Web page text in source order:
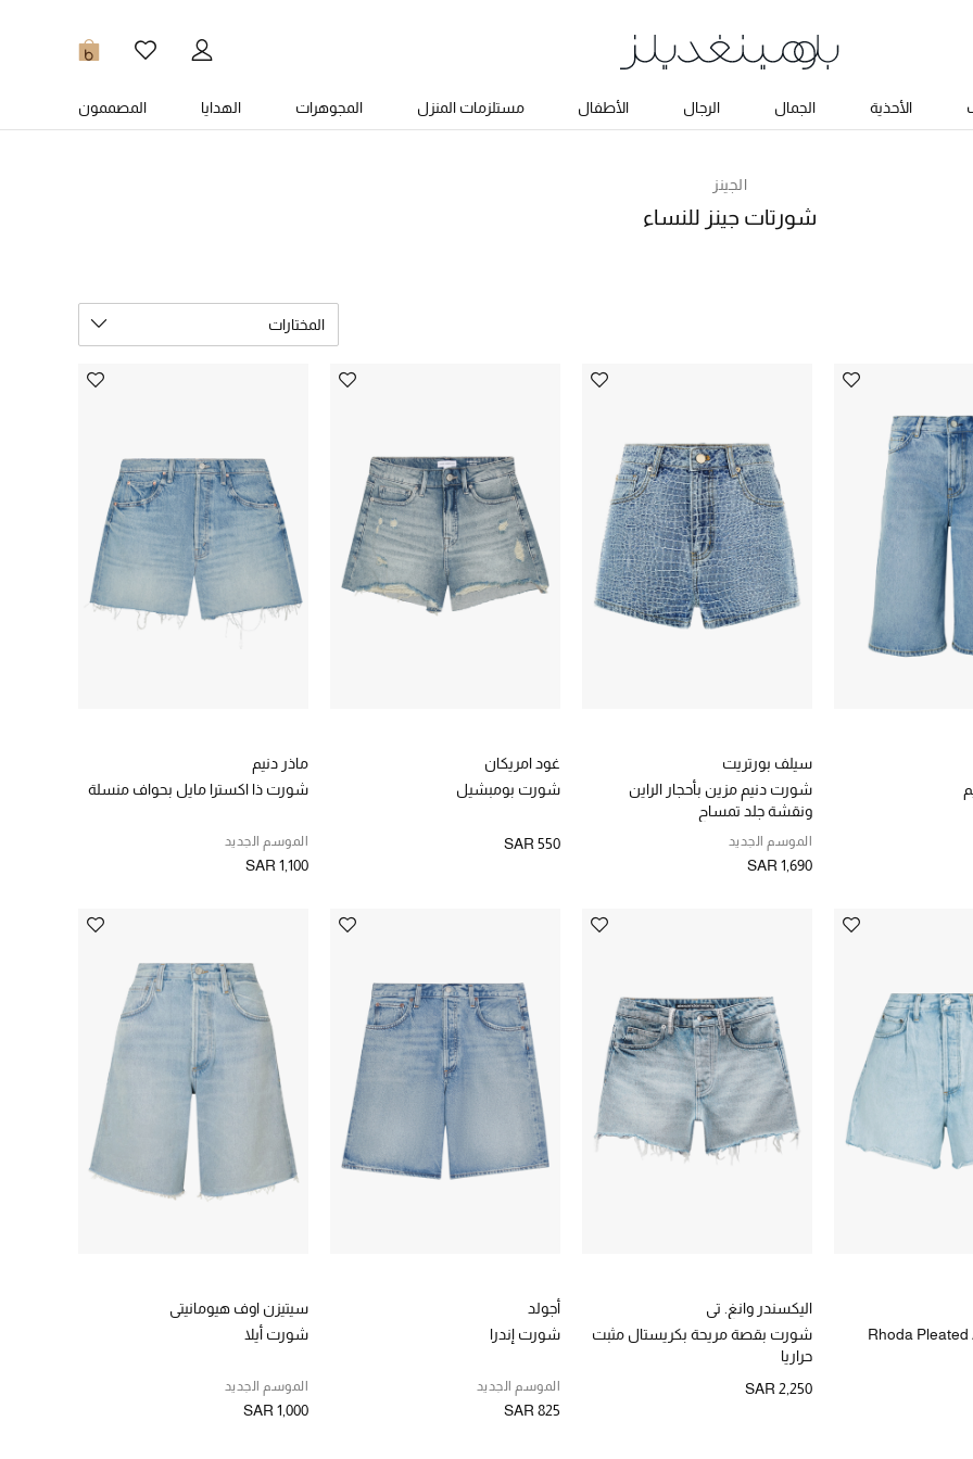
0
الأحذية الجمال الرجال الأطفال مستلزمات المنزل المجوهرات الهدايا المصممون
الجينز
شورتات جينز للنساء
المختارات
سيلف بورتريت
شورت دنيم مزين بأحجار الراين
ونقشة جلد تمساح
الموسم الجديد
SAR 1,690
غود امريكان
شورت بومبشيل
SAR 550
ماذر دنيم
شورت ذا اكسترا مايل بحواف منسلة
الموسم الجديد
SAR 1,100
Rhoda
اليكسندر وانغ. تي
شورت بقصة مريحة بكريستال مثبت
حراريا
SAR 2,250
أجولد
شورت إندرا
الموسم الجديد
SAR 825
سيتيزن اوف هيومانيتي
شورت أيلا
الموسم الجديد
SAR 1,000